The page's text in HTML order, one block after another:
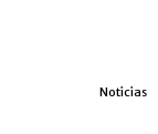
Noticias